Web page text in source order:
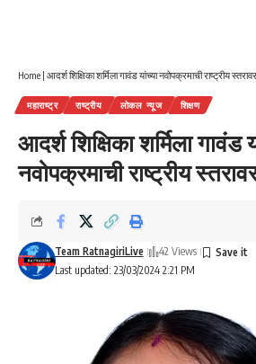
Home | आदर्श शिक्षिका शर्मिला गावंड यांच्या नवोपक्रमाची राष्ट्रीय
महाराष्ट्र राष्ट्रीय लोकल न्यूज शिक्षण
आदर्श शिक्षिका शर्मिला गावंड
नवोपक्रमाची राष्ट्रीय
Last updated: 23/03/2024 2:21 PM
Team RatnagiriLive 42 Views